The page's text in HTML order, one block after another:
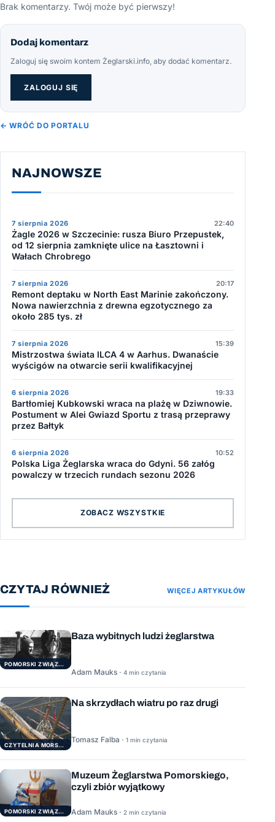
Brak komentarzy. Twój może być pierwszy!
Dodaj komentarz
Zaloguj się swoim kontem Żeglarski.info, aby dodać komentarz.
ZALOGUJ SIĘ
← WRÓĆ DO PORTALU
NAJNOWSZE
7 sierpnia 2026 22:40
Żagle 2026 w Szczecinie: rusza Biuro Przepustek,
od 12 sierpnia zamknięte ulice na Łasztowni i
Wałach Chrobrego
7 sierpnia 2026 20:17
Remont deptaku w North East Marinie zakończony.
Nowa nawierzchnia z drewna egzotycznego za
około 285 tys. zł
7 sierpnia 2026 15:39
Mistrzostwa świata ILCA 4 w Aarhus. Dwanaście
wyścigów na otwarcie serii kwalifikacyjnej
6 sierpnia 2026 19:33
Bartłomiej Kubkowski wraca na plażę w Dziwnowie.
Postument w Alei Gwiazd Sportu z trasą przeprawy
przez Bałtyk
6 sierpnia 2026 10:52
Polska Liga Żeglarska wraca do Gdyni. 56 załóg
powalczy w trzecich rundach sezonu 2026
ZOBACZ WSZYSTKIE
CZYTAJ RÓWNIEŻ WIĘCEJ ARTYKUŁÓW
POMORSKI ZWIĄZEK ŻEGLARSKI
Baza wybitnych ludzi żeglarstwa
Adam Mauks · 4 min czytania
CZYTELNIA MORSKA
Na skrzydłach wiatru po raz drugi
Tomasz Falba · 1 min czytania
POMORSKI ZWIĄZEK ŻEGLARSKI
Muzeum Żeglarstwa Pomorskiego,
czyli zbiór wyjątkowy
Adam Mauks · 2 min czytania